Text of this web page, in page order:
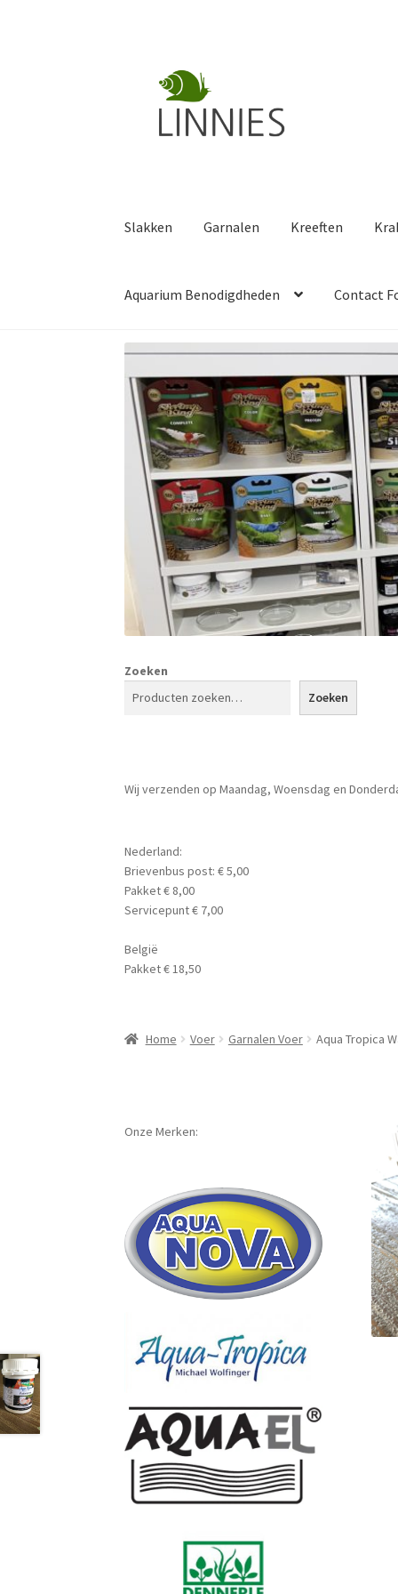
navigatie
inhoud
Slakken Garnalen Kreeften
Aquarium Benodigdheden Contact
Zoeken
Zoeken
Wij verzenden op Maandag, Woensdag en
Nederland:
Brievenbus post: € 5,00
Pakket € 8,00
Servicepunt € 7,00
België
Pakket € 18,50
Home Voer Garnalen Voer Aqua Tropica
Onze Merken: